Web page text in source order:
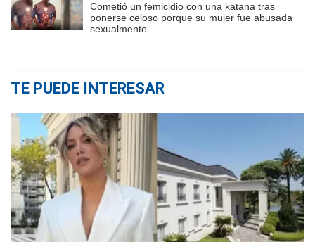
Cometió un femicidio con una katana tras
ponerse celoso porque su mujer fue abusada
sexualmente
TE PUEDE INTERESAR